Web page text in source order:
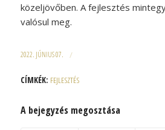
közeljövőben. A fejlesztés
valósul meg.
2022. JÚNIUS 07. /
CÍMKÉK: FEJLESZTÉS
A bejegyzés megosztása